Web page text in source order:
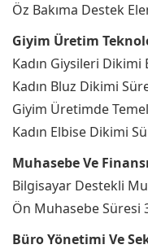
Öz Bakıma Destek
Giyim Üretim
Kadın Giysileri Dikimi
Kadın Bluz Dikimi
Giyim Üretimde
Kadın Elbise Dikimi
Muhasebe Ve
Bilgisayar Destekli
Ön Muhasebe Süresi
Büro Yönetimi Ve